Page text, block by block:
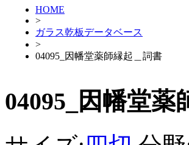
HOME
>
ガラス乾板データベース
>
04095_因幡堂薬師縁起＿詞書
04095_因幡堂薬